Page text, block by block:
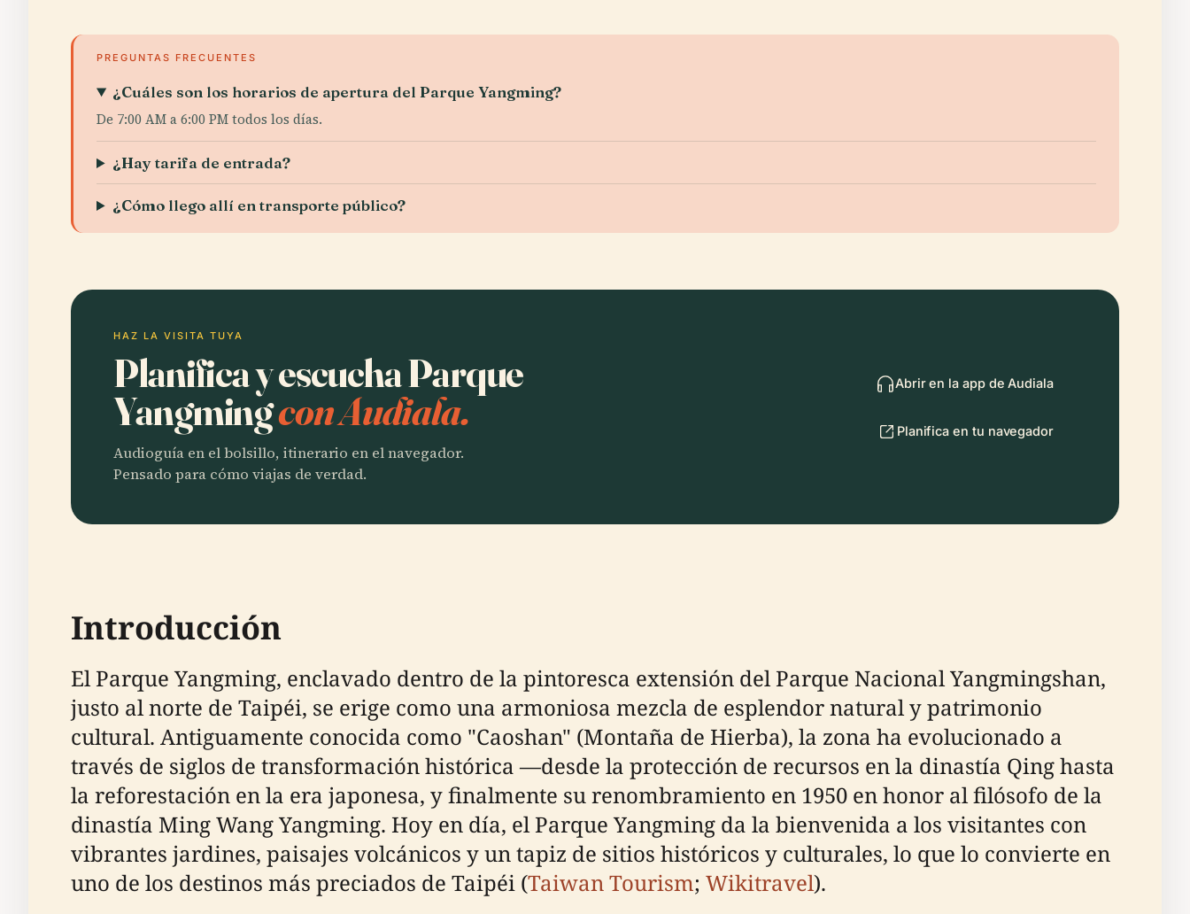
PREGUNTAS FRECUENTES
¿Cuáles son los horarios de apertura del Parque Yangming?
De 7:00 AM a 6:00 PM todos los días.
¿Hay tarifa de entrada?
¿Cómo llego allí en transporte público?
HAZ LA VISITA TUYA
Planifica y escucha Parque
Yangmingcon Audiala.
Audioguía en el bolsillo, itinerario en el navegador.
Pensado para cómo viajas de verdad.
Abrir en la app de Audiala
Planifica en tu navegador
Introducción
El Parque Yangming, enclavado dentro de la pintoresca extensión del Parque Nacional Yangmingshan,
justo al norte de Taipéi, se erige como una armoniosa mezcla de esplendor natural y patrimonio
cultural. Antiguamente conocida como "Caoshan" (Montaña de Hierba), la zona ha evolucionado a
través de siglos de transformación histórica —desde la protección de recursos en la dinastía Qing hasta
la reforestación en la era japonesa, y finalmente su renombramiento en 1950 en honor al filósofo de la
dinastía Ming Wang Yangming. Hoy en día, el Parque Yangming da la bienvenida a los visitantes con
vibrantes jardines, paisajes volcánicos y un tapiz de sitios históricos y culturales, lo que lo convierte en
uno de los destinos más preciados de Taipéi (Taiwan Tourism; Wikitravel).